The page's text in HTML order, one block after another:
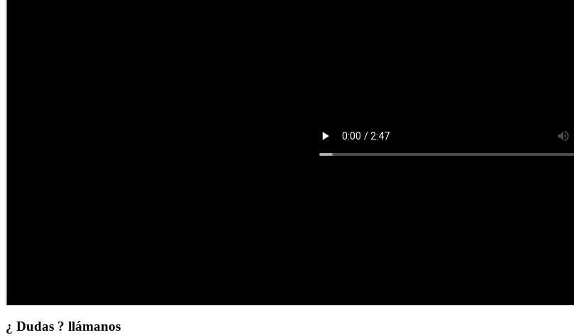
¿ Dudas ? llámanos